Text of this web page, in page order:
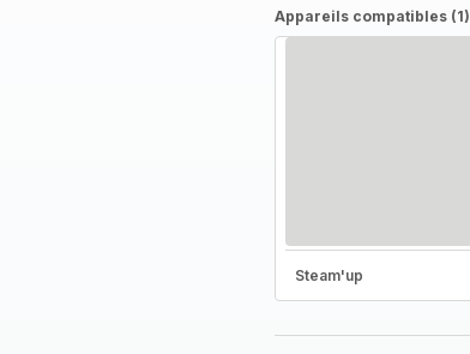
Appareils compatibles (1)
Steam'up